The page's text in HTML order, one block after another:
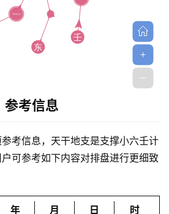
参考信息
考信息，天干地支是支撑小六壬计
可参考如下内容对排盘进行更细致
年 月 日 时